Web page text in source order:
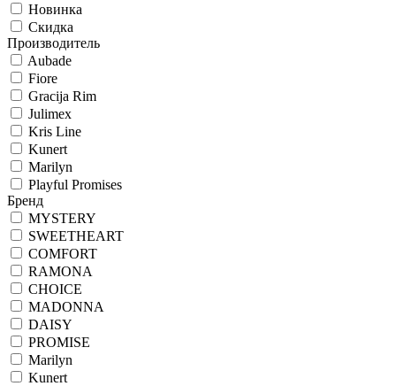
Новинка
Скидка
Производитель
Aubade
Fiore
Gracija Rim
Julimex
Kris Line
Kunert
Marilyn
Playful Promises
Бренд
MYSTERY
SWEETHEART
COMFORT
RAMONA
CHOICE
MADONNA
DAISY
PROMISE
Marilyn
Kunert